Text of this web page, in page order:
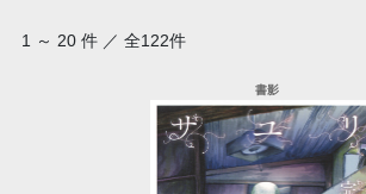
1 ～ 20 件 ／ 全122件